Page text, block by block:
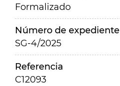
Formalizado
Número de expediente
SG-4/2025
Referencia
C12093